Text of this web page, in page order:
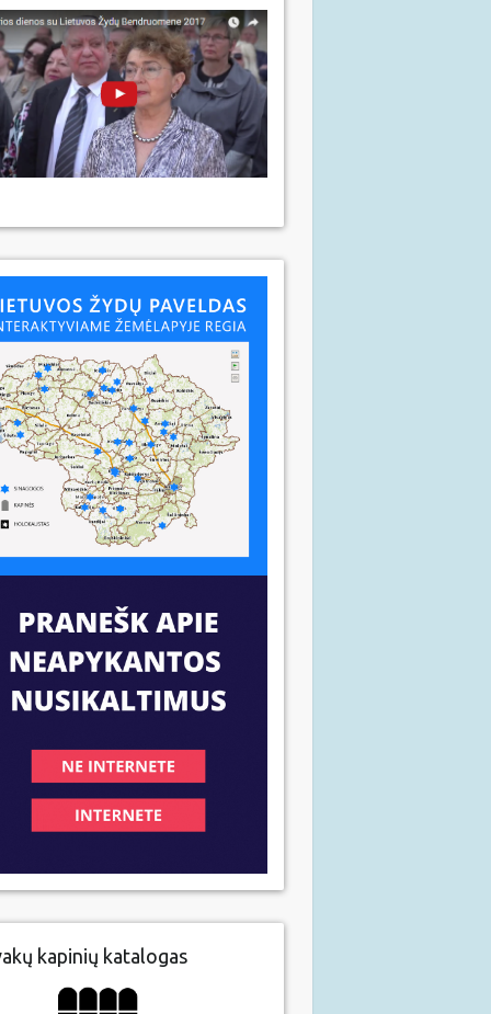
kapinių katalogas